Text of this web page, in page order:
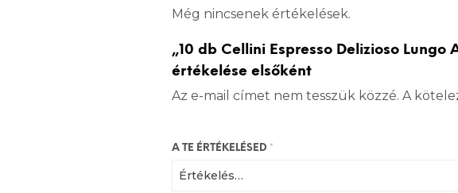
Még nincsenek értékelések.
„10 db Cellini Espresso Delizioso
értékelése elsőként
Az e-mail címet nem tesszük közzé. A
A TE ÉRTÉKELÉSED *